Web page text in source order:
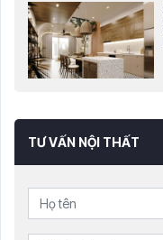
TƯ VẤN NỘI THẤT